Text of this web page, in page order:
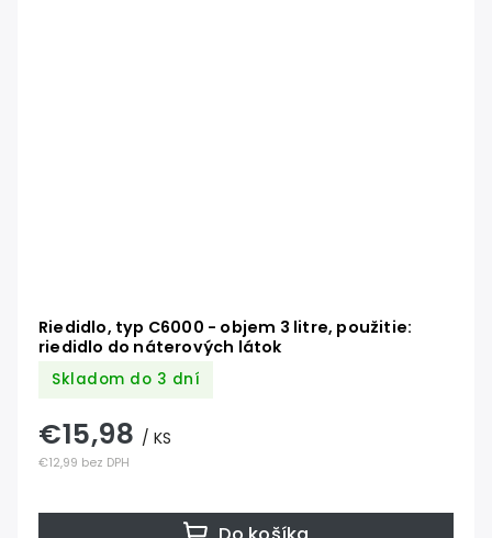
Riedidlo, typ C6000 - objem 3 litre, použitie:
riedidlo do náterových látok
Skladom do 3 dní
€12,99 bez DPH
€15,98 / KS